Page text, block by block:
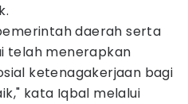
daerah serta
telah menerapkan
ketenagakerjaan bagi
kata Iqbal melalui